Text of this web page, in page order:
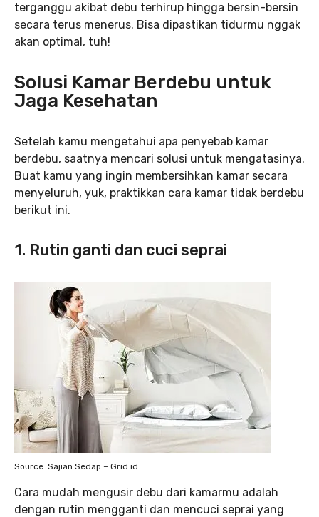
terganggu akibat debu terhirup hingga bersin-bersin
secara terus menerus. Bisa dipastikan tidurmu nggak
akan optimal, tuh!
Solusi Kamar Berdebu untuk
Jaga Kesehatan
Setelah kamu mengetahui apa penyebab kamar
berdebu, saatnya mencari solusi untuk mengatasinya.
Buat kamu yang ingin membersihkan kamar secara
menyeluruh, yuk, praktikkan cara kamar tidak berdebu
berikut ini.
1. Rutin ganti dan cuci seprai
Source: Sajian Sedap – Grid.id
Cara mudah mengusir debu dari kamarmu adalah
dengan rutin mengganti dan mencuci seprai yang